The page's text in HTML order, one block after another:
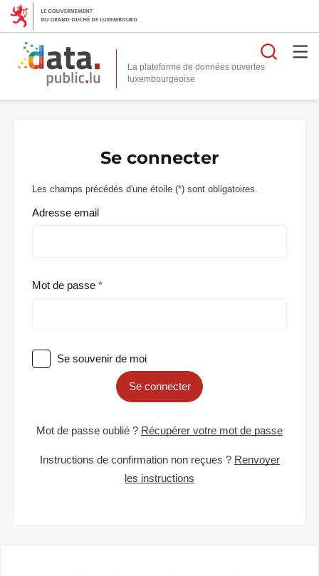
La plateforme de données ouvertes
Se connecter
Les champs précédés d'une étoile (*) sont obligatoires.
Adresse email
Mot de passe
Se souvenir de moi
Se connecter
Mot de passe oublié ? Récupérer votre mot de passe
Instructions de confirmation non reçues ? Renvoyer
les instructions